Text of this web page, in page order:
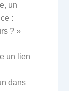
un
:
? »
un lien
dans